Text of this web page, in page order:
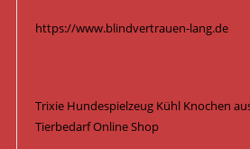
https://www.blindvertrauen-lang.de
Trixie Hundespielzeug Kühl Knochen
Tierbedarf Online Shop